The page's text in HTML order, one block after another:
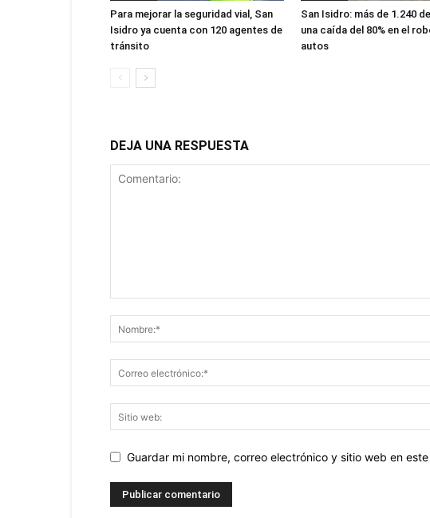
Para mejorar la seguridad vial, San
Isidro ya cuenta con 120 agentes de
tránsito
San Isidro: más de 1.240
una caída del 80% en el
autos
DEJA UNA RESPUESTA
Guardar mi nombre, correo electrónico y sitio web en